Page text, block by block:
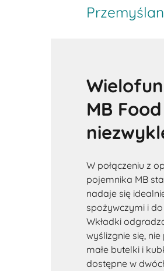
MB
W połączeniu z
pojemnika MB
nadaje się
spożywczymi i
Wkładki
wyślizgnie się, nie
małe butelki i
dostępne w